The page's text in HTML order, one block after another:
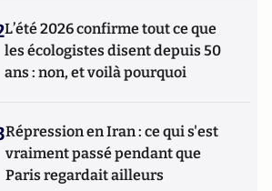
L’été 2026 confirme tout ce que
les écologistes disent depuis 50
ans : non, et voilà pourquoi
Répression en Iran : ce qui s'est
vraiment passé pendant que
Paris regardait ailleurs